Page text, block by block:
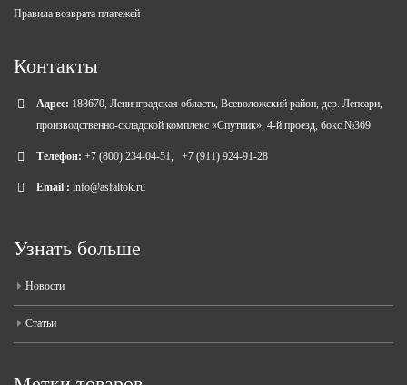
Правила возврата платежей
Контакты
Адрес: 188670, Ленинградская область, Всеволожский район, дер. Лепсари,
производственно-складской комплекс «Спутник», 4-й проезд, бокс №369
Телефон: +7 (800) 234-04-51, +7 (911) 924-91-28
Email : info@asfaltok.ru
Узнать больше
Новости
Статьи